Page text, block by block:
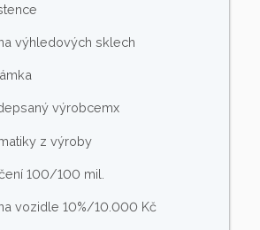
výhledových sklech
výrobcemx
z výroby
100/100 mil.
vozidle 10%/10.000 Kč